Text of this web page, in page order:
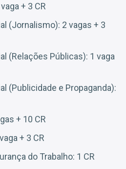
+ 3 CR
(Jornalismo): 2 vagas + 3
(Relações Públicas): 1 vaga
(Publicidade e Propaganda):
+ 10 CR
+ 3 CR
do Trabalho: 1 CR